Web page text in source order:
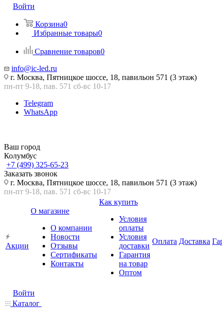
Войти
Корзина0
Избранные товары0
Сравнение товаров0
info@ic-led.ru
г. Москва, Пятницкое шоссе, 18, павильон 571 (3 этаж)
пн-пт 9-18, пав. 571 сб-вс 10-17
Telegram
WhatsApp
Ваш город
Колумбус
+7 (499) 325-65-23
Заказать звонок
г. Москва, Пятницкое шоссе, 18, павильон 571 (3 этаж)
пн-пт 9-18, пав. 571 сб-вс 10-17
Акции
О магазине
О компании
Новости
Отзывы
Сертификаты
Контакты
Как купить
Условия
оплаты
Условия
доставки
Гарантия
на товар
Оптом
Оплата Доставка
Войти
Каталог